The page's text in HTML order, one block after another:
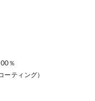
％
ーティング）